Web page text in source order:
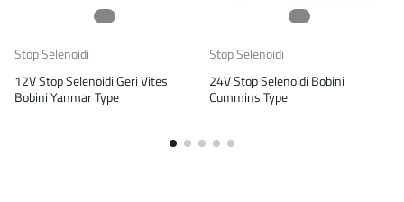
Stop Selenoidi
12V Stop Selenoidi Geri Vites
Bobini Yanmar Type
Stop Selenoidi
24V Stop Selenoidi Bobini
Cummins Type